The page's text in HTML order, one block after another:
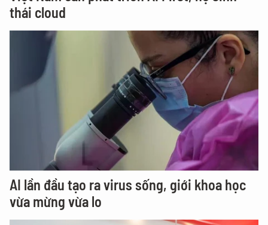
thái cloud
AI lần đầu tạo ra virus sống, giới khoa học
vừa mừng vừa lo